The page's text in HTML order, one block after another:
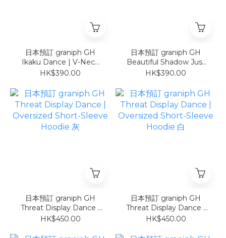
日本預訂 graniph GH
Ikaku Dance | V-Neck
Football T-Shirt COOL
HK$390.00
日本預訂 graniph GH
Beautiful Shadow Just
Be Here | V-Neck
TOUCH
HK$390.00
日本預訂 graniph GH
Threat Display Dance |
Oversized Short-Sleeve
HK$450.00
日本預訂 graniph GH
Threat Display Dance |
Oversized Short-Sleeve
HK$450.00